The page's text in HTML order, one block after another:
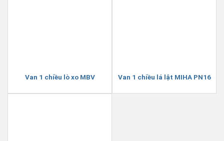
Van 1 chiều lò xo MBV Van 1 chiều lá lật MIHA PN16